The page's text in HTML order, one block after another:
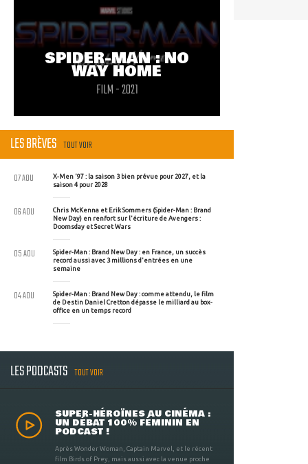
SPIDER-MAN : NO
WAY HOME
FILM - 2021
LES BRÈVES TOUT VOIR
X-Men '97 : la saison 3 bien prévue pour 2027, et la
saison 4 pour 2028
07 AOU
Chris McKenna et Erik Sommers (Spider-Man : Brand
New Day) en renfort sur l'écriture de Avengers :
Doomsday et Secret Wars
06 AOU
Spider-Man : Brand New Day : en France, un succès
record aussi avec 3 millions d'entrées en une
semaine
05 AOU
Spider-Man : Brand New Day : comme attendu, le film
de Destin Daniel Cretton dépasse le milliard au box-
office en un temps record
04 AOU
LES PODCASTS TOUT VOIR
SUPER-HÉROÏNES AU CINÉMA :
UN DÉBAT 100% FÉMININ EN
PODCAST !
Après Wonder Woman, Captain Marvel, et le récent
film Birds of Prey, mais aussi avec la venue proche